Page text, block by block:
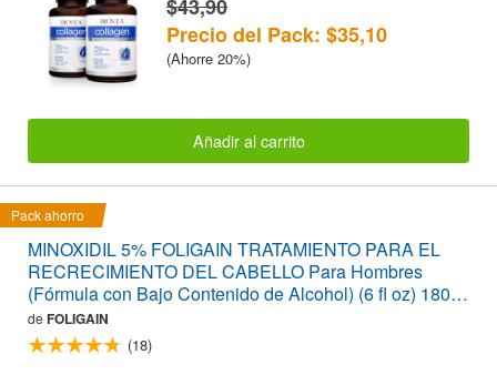
$43,90
Precio del Pack: $35,10
(Ahorre 20%)
Añadir al carrito
Pack ahorro
MINOXIDIL 5% FOLIGAIN TRATAMIENTO PARA EL
RECRECIMIENTO DEL CABELLO Para Hombres
(Fórmula con Bajo Contenido de Alcohol) (6 fl oz) 180ml
Suministro para 3 Meses + FOLIGAIN PARA LA
PÉRDIDA DEL CABELLO 120 Cápsulas PACK
AHORRO
de FOLIGAIN
(18)